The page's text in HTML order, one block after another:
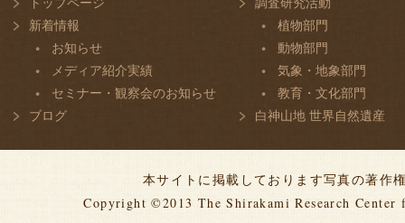
新着情報
お知らせ
メディア紹介実績
セミナー・観察会のお知らせ
ブログ
植物部門
動物部門
気象・地象部門
教育・文化部門
白神山地 世界自然遺産
本サイトに掲載しております写真の著作
Copyright ©2013 The Shirakami Research